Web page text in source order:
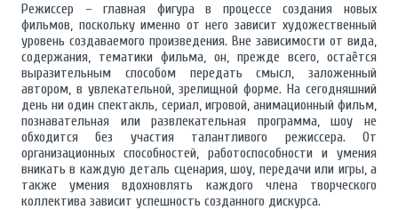
Режиссер – главная фигура в процессе создания новых
фильмов, поскольку именно от него зависит художественный
уровень создаваемого произведения. Вне зависимости от вида,
содержания, тематики фильма, он, прежде всего, остаётся
выразительным способом передать смысл, заложенный
автором, в увлекательной, зрелищной форме. На сегодняшний
день ни один спектакль, сериал, игровой, анимационный фильм,
познавательная или развлекательная программа, шоу не
обходится без участия талантливого режиссера. От
организационных способностей, работоспособности и умения
вникать в каждую деталь сценария, шоу, передачи или игры, а
также умения вдохновлять каждого члена творческого
коллектива зависит успешность созданного дискурса.